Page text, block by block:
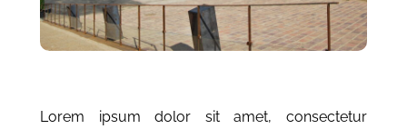
Lorem ipsum dolor sit amet, consectetur